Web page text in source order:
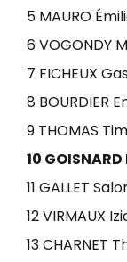
5 MAURO
6 VOGONDY
7 FICHEUX
8 BOURDIER
9 THOMAS
10
11 GALLET
12 VIRMAUX
13 CHARNET